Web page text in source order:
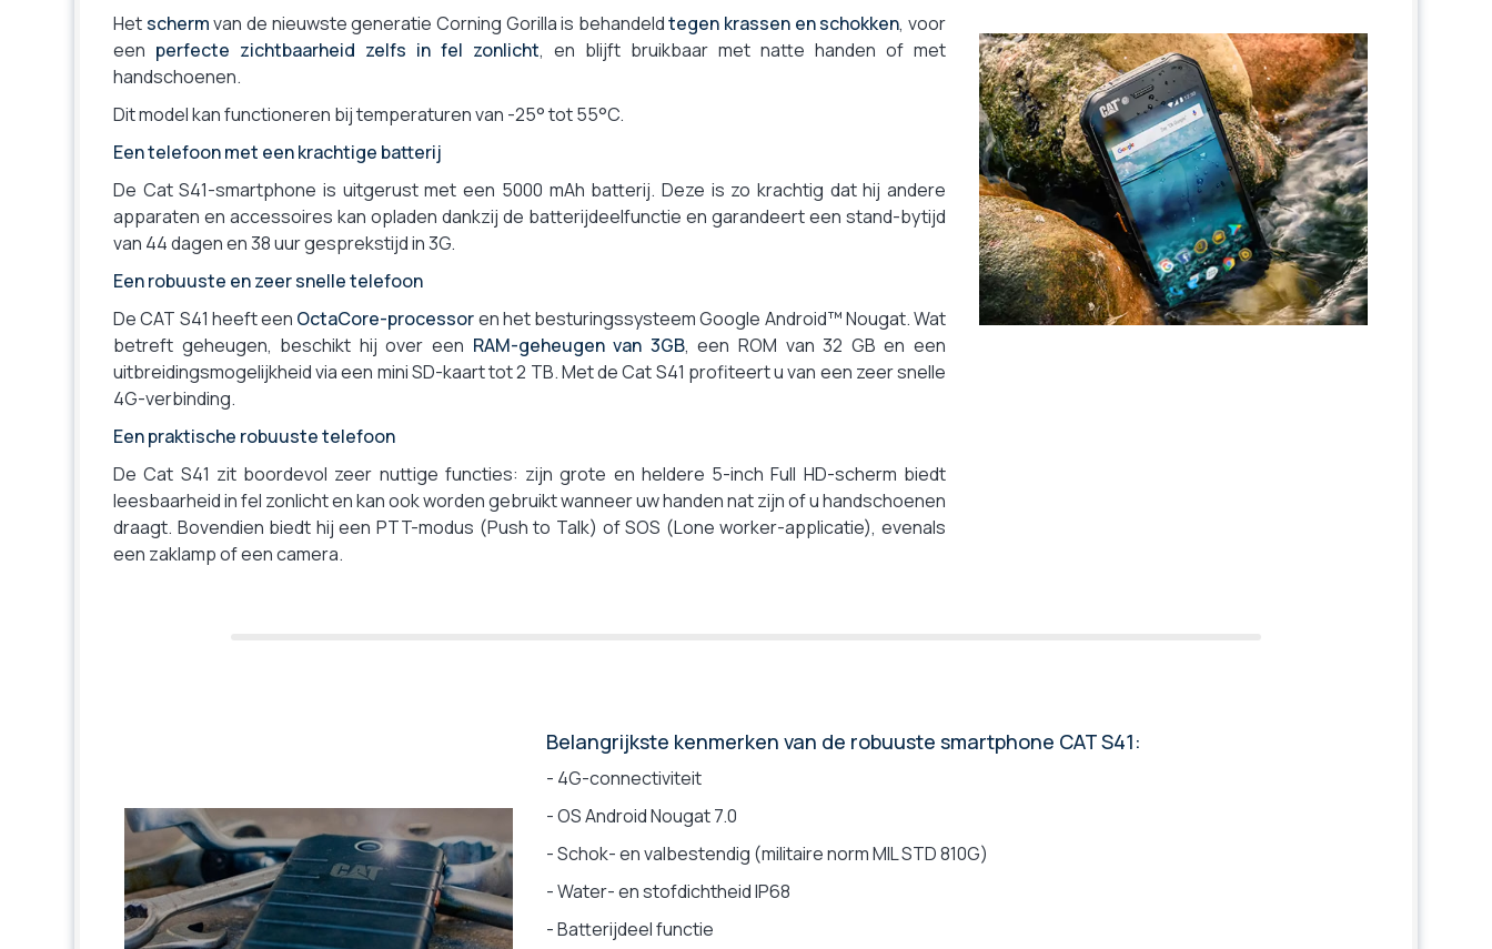
Het schermvan de nieuwste generatie Corning Gorilla is behandeldtegen krassen en schokken, voor
een perfecte zichtbaarheid zelfs in fel zonlicht, en blijft bruikbaar met natte handen of met
handschoenen.
Dit model kan functioneren bij temperaturen van -25° tot 55°C.
Een telefoon met een krachtige batterij
De Cat S41-smartphone is uitgerust met een 5000 mAh batterij. Deze is zo krachtig dat hij andere
apparaten en accessoires kan opladen dankzij de batterijdeelfunctie en garandeert een stand-bytijd
van 44 dagen en 38 uur gesprekstijd in 3G.
Een robuuste en zeer snelle telefoon
De CAT S41 heeft een OctaCore-processoren het besturingssysteem Google Android™ Nougat. Wat
betreft geheugen, beschikt hij over een RAM-geheugen van 3GB, een ROM van 32 GB en een
uitbreidingsmogelijkheid via een mini SD-kaart tot 2 TB. Met de Cat S41 profiteert u van een zeer snelle
4G-verbinding.
Een praktische robuuste telefoon
De Cat S41 zit boordevol zeer nuttige functies: zijn grote en heldere 5-inch Full HD-scherm biedt
leesbaarheid in fel zonlicht en kan ook worden gebruikt wanneer uw handen nat zijn of u handschoenen
draagt. Bovendien biedt hij een PTT-modus (Push to Talk) of SOS (Lone worker-applicatie), evenals
een zaklamp of een camera.
Belangrijkste kenmerken van de robuuste smartphone CAT S41:
- 4G-connectiviteit
- OS Android Nougat 7.0
- Schok- en valbestendig (militaire norm MIL STD 810G)
- Water- en stofdichtheid IP68
- Batterijdeel functie